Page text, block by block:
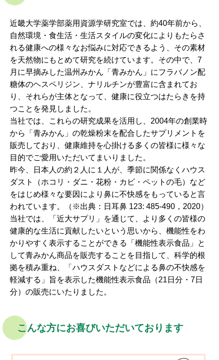
近畿大学薬学部薬用資源学研究室では、約40年前から、
自然環境・食生活・生活スタイルの変化によりもたらさ
れる健康への様々なお悩みに対応できるよう、その素材
を天然物にもとめて研究を続けています。その中で、7
月に早摘みした温州みかん「青みかん」にフラバノン配
糖体のヘスペリジン、ナリルチンが豊富に含まれてお
り、それらが主体となって、健康に役立つはたらきを持
つことを発見しました。
当社では、これらの研究成果を活用し、2004年の創業時
から「青みかん」の乾燥粉末を配合したサプリメントを
販売しており、健康維持を心掛ける多くの皆様に様々な
目的でご愛用いただいてまいりました。
昨今、日本人の約２人に１人が、季節に関係なくハウス
ダスト（ホコリ・ダニ・花粉・カビ・ペットの毛）など
をはじめ様々な要因により鼻に不快感をもっていると言
われています。（※出典：日耳鼻 123: 485‐490，2020）
当社では、「近大サプリ」を通じて、より多くの皆様の
健康的な生活に貢献したいという思いから、機能性をわ
かりやすく表示することができる「機能性表示食品」と
して青みかん商品を販売することを目指して、科学的根
拠を積み重ね、「ハウスダストなどによる鼻の不快感を
軽減する」旨を表示した機能性表示食品（21日分・7日
分）の販売にいたりました。
こんな方にお喜びいただいております